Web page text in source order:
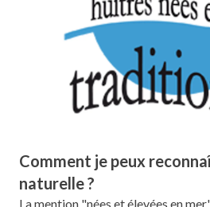
Comment je peux
naturelle ?
La mention "nées et élevées en